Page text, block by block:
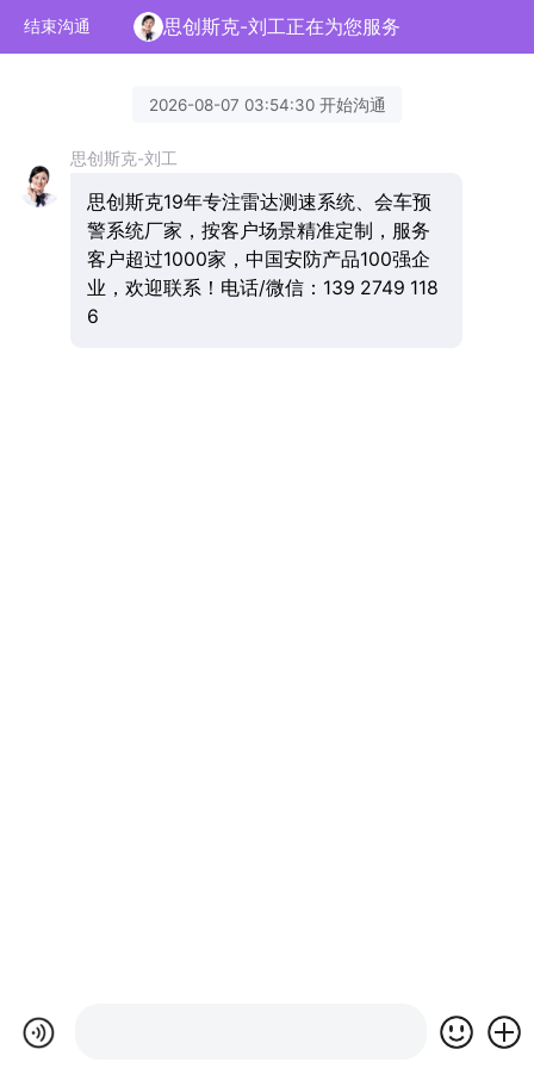
结束沟通 思创斯克-刘工正在为您服务
2026-08-07 03:54:30 开始沟通
思创斯克-刘工
思创斯克19年专注雷达测速系统、会车预
警系统厂家，按客户场景精准定制，服务
客户超过1000家，中国安防产品100强企
业，欢迎联系！电话/微信：139 2749 118
6